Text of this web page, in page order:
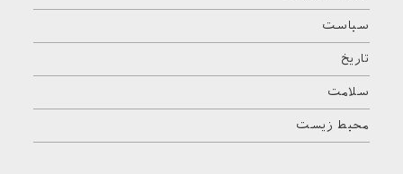
سیاست
تاریخ
سلامت
محیط زیست